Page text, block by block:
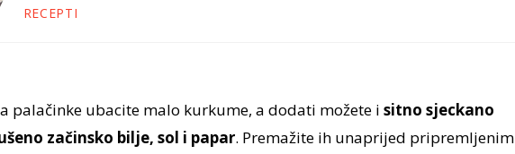
RECEPTI
palačinke ubacite malo kurkume, a dodati možete i sitno sjeckano
začinsko bilje, sol i papar. Premažite ih unaprijed pripremljenim